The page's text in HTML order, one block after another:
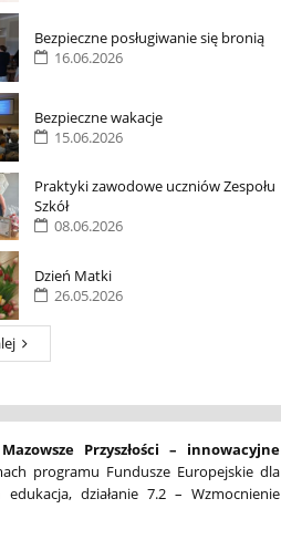
Bezpieczne posługiwanie się bronią
16.06.2026
Bezpieczne wakacje
15.06.2026
Praktyki zawodowe uczniów Zespołu
Szkół
08.06.2026
Dzień Matki
26.05.2026
Przyszłości – innowacyjne
programu Fundusze Europejskie dla
działanie 7.2 – Wzmocnienie